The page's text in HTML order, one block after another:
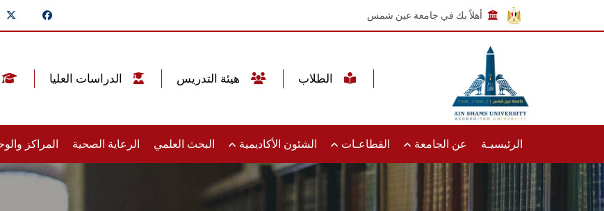
أهلاً بك في جامعة عين شمس
الرئيسيـة عن الجامعة القطاعـات الشئون الأكاديمية البحث العلمي الرعاية الصحية المراكز